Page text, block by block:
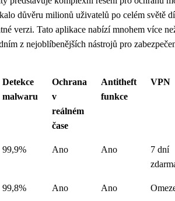
důvěru milionů uživatelů po celém světě
verzi. Tato aplikace nabízí mnohem více
z nejoblíbenějších nástrojů pro
Detekce
malwaru
Ochrana
v
reálném
čase
Antitheft
funkce
VPN
99,9% Ano Ano
7 dní
99,8% Ano Ano